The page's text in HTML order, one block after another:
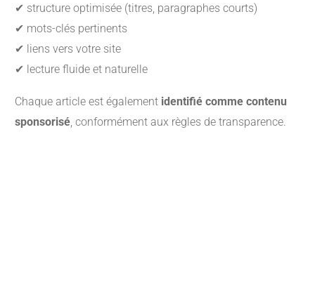
✔ structure optimisée (titres, paragraphes courts)
✔ mots-clés pertinents
✔ liens vers votre site
✔ lecture fluide et naturelle
Chaque article est également identifié comme contenu
sponsorisé, conformément aux règles de transparence.